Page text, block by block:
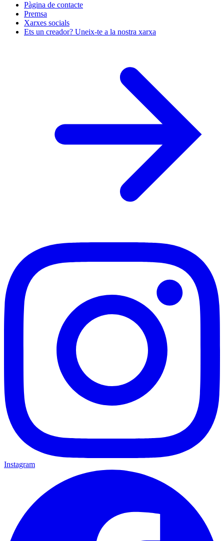
Pàgina de contacte
Premsa
Xarxes socials
Ets un creador? Uneix-te a la nostra xarxa
Instagram